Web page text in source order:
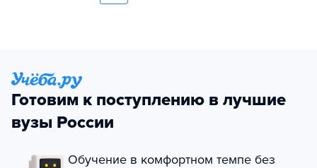
Готовим к поступлению в лучшие
вузы России
Обучение в комфортном темпе без